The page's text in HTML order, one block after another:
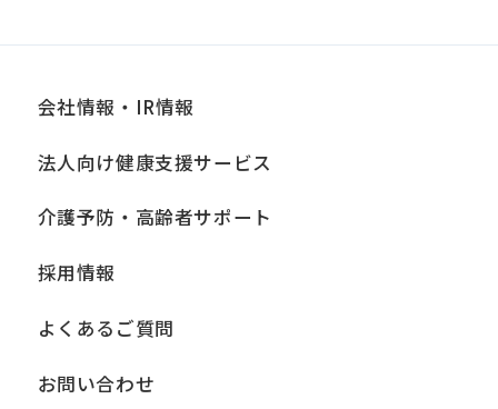
会社情報・IR情報
法人向け健康支援サービス
介護予防・高齢者サポート
採用情報
よくあるご質問
お問い合わせ